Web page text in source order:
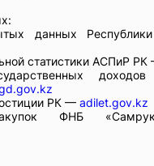
данных
статистики АСПиР
доходов
РК — adilet.gov.kz
ФНБ